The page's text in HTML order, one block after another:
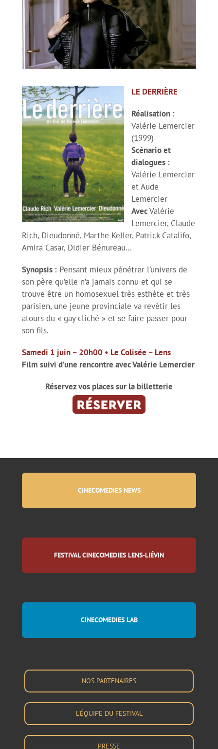
LE DERRIÈRE
Réalisation :
Valérie Lemercier
(1999)
Scénario et
dialogues :
Valérie Lemercier
et Aude
Lemercier
AvecValérie
Lemercier, Claude
Rich, Dieudonné, Marthe Keller, Patrick Catalifo,
Amira Casar, Didier Bénureau…
Synopsis :Pensant mieux pénétrer l’univers de
son père qu’elle n’a jamais connu et qui se
trouve être un homosexuel très esthète et très
parisien, une jeune provinciale va revêtir les
atours du « gay cliché » et se faire passer pour
son fils.
Samedi 1 juin – 20h00 • Le Colisée – Lens
Film suivi d’une rencontre avec Valérie Lemercier
Réservez vos places sur la billetterie
CINECOMEDIES NEWS
FESTIVAL CINECOMEDIES LENS-LIÉVIN
CINECOMEDIES LAB
NOS PARTENAIRES
L’ÉQUIPE DU FESTIVAL
PRESSE